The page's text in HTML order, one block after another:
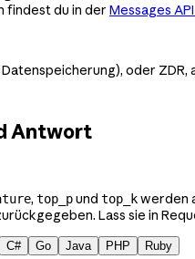
findest du in der Messages
oder
Antwort
, top_pund top_kwerden
Lass sie in
C# Go Java PHP Ruby